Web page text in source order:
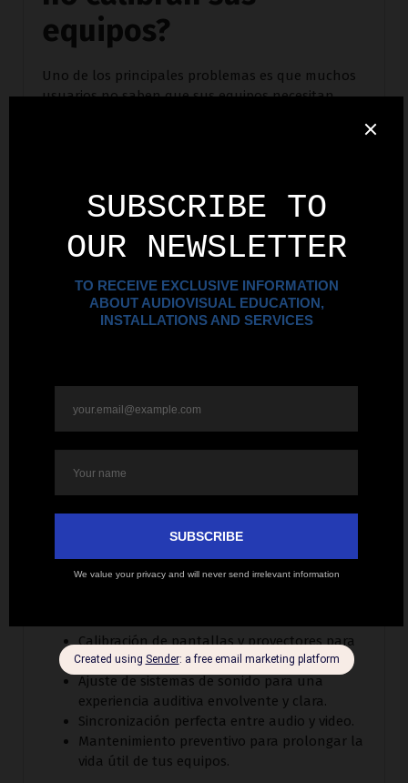
equipos?
Uno de los principales problemas es que muchos
usuarios no saben que sus equipos necesitan
específico en el que se utiliza el equipo.
Otro obstáculo es que el proceso de calibración
puede parecer complicado. Muchos creen que se
lograrlo, pero en Invision Corporation, nos
encargamos de todo el proceso por ti.
ofrece Invision
Corporation?
En Invision Corporation, nos especializamos en
tus equipos audiovisuales funcionen al 100% de
su capacidad. Nuestro equipo de expertos analiza
entorno en el que se utiliza.
Calibración de pantallas y proyectores para
colores más precisos y realistas.
Ajuste de sistemas de sonido para una
experiencia auditiva envolvente y clara.
Sincronización perfecta entre audio y video.
Mantenimiento preventivo para prolongar la
vida útil de tus equipos.